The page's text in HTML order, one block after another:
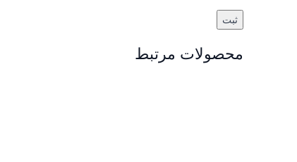
محصولات مرتبط